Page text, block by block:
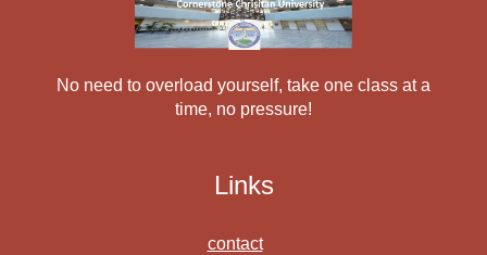
No need to overload yourself, take one class at a
time, no pressure!
Links
contact